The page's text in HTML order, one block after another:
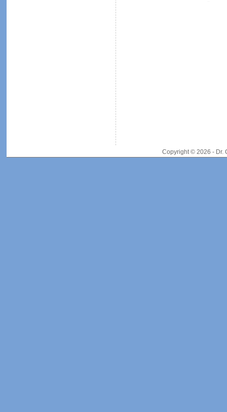
Copyright © 2026 - Dr.